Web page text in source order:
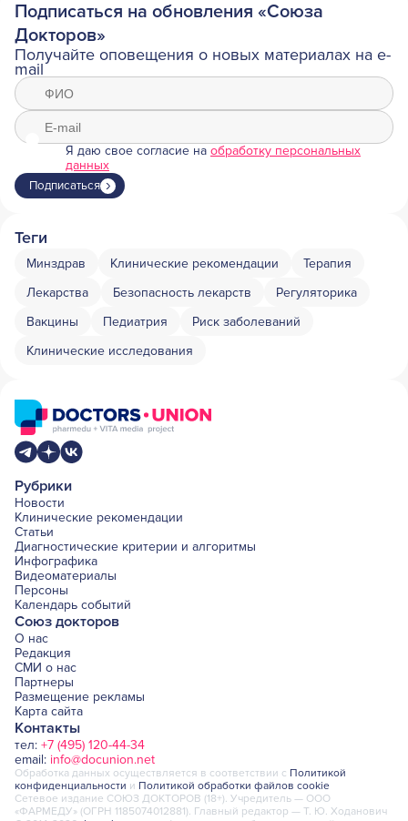
Подписаться на обновления «Союза
Докторов»
Получайте оповещения о новых материалах на e-
mail
Я даю свое согласие на обработку персональных
данных
Подписаться
Теги
Минздрав Клинические рекомендации
Терапия
Лекарства
Безопасность лекарств
Регуляторика
Вакцины
Педиатрия
Риск заболеваний
Клинические исследования
Рубрики
Новости
Клинические рекомендации
Статьи
Диагностические критерии и алгоритмы
Инфографика
Видеоматериалы
Персоны
Календарь событий
Союз докторов
О нас
Редакция
СМИ о нас
Партнеры
Размещение рекламы
Карта сайта
Контакты
тел: +7 (495) 120-44-34
email: info@docunion.net
Обработка данных осуществляется в соответствии с Политикой
конфиденциальности и Политикой обработки файлов cookie
Сетевое издание СОЮЗ ДОКТОРОВ (18+). Учредитель — ООО
«ФАРМЕДУ» (ОГРН 1185074012881). Главный редактор — Т. Ю. Ходанович